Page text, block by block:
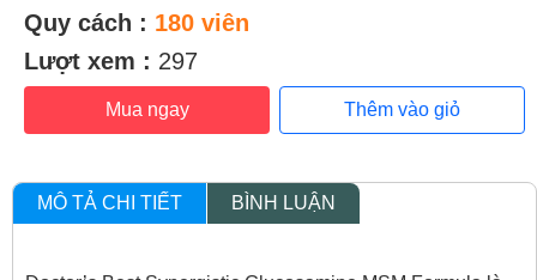
Quy cách : 180 viên
Lượt xem : 297
Mua ngay Thêm vào giỏ
MÔ TẢ CHI TIẾT BÌNH LUẬN